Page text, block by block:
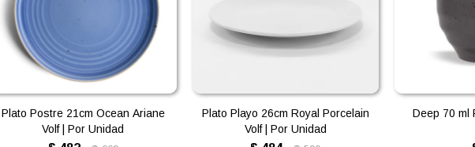
Plato Postre 21cm Ocean Ariane
Volf | Por Unidad
Plato Playo 26cm Royal Porcelain
Volf | Por Unidad
Deep 70 ml